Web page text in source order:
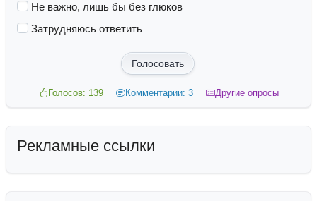
Не важно, лишь бы без глюков
Затрудняюсь ответить
Голосовать
Голосов: 139 Комментарии: 3 Другие опросы
Рекламные ссылки